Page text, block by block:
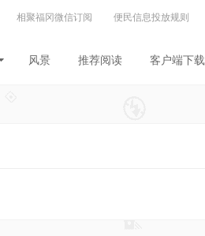
相聚福冈微信订阅 便民信息投放规则
风景 推荐阅读 客户端下载